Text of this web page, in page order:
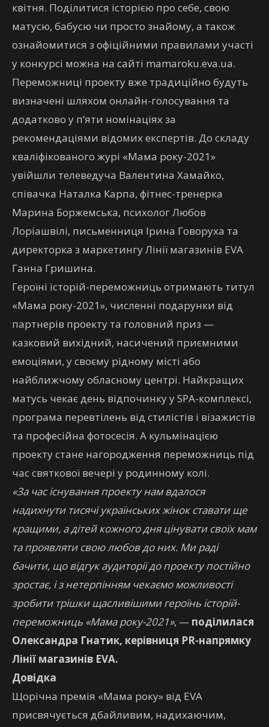
квітня. Поділитися історією про себе, свою
матусю, бабусю чи просто знайому, а також
ознайомитися з офіційними правилами участі
у конкурсі можна на сайті mamaroku.eva.ua.
Переможниці проекту вже традиційно будуть
визначені шляхом онлайн-голосування та
додатково у п’яти номінаціях за
рекомендаціями відомих експертів. До складу
кваліфікованого журі «Мама року-2021»
увійшли телеведуча Валентина Хамайко,
співачка Наталка Карпа, фітнес-тренерка
Марина Боржемська, психолог Любов
Лоріашвілі, письменниця Ірина Говоруха та
директорка з маркетингу Лінії магазинів EVA
Ганна Гришина.
Героїні історій-переможниць отримають титул
«Мама року-2021», численні подарунки від
партнерів проекту та головний приз —
казковий вихідний, насичений приємними
емоціями, у своєму рідному місті або
найближчому обласному центрі. Найкращих
матусь чекає день відпочинку у SPA-комплексі,
програма перевтілень від стилістів і візажистів
та професійна фотосесія. А кульмінацією
проекту стане нагородження переможниць під
час святкової вечері у родинному колі.
«За час існування проекту нам вдалося
надихнути тисячі українських жінок ставати ще
кращими, а дітей кожного дня цінувати своїх мам
та проявляти свою любов до них. Ми раді
бачити, що відгук аудиторії до проекту постійно
зростає, і з нетерпінням чекаємо можливості
зробити трішки щасливішими героїнь історій-
переможниць «Мама року-2021», — поділилася
Олександра Гнатик, керівниця PR-напрямку
Лінії магазинів EVA.
Довідка
Щорічна премія «Мама року» від EVA
присвячується дбайливим, надихаючим,